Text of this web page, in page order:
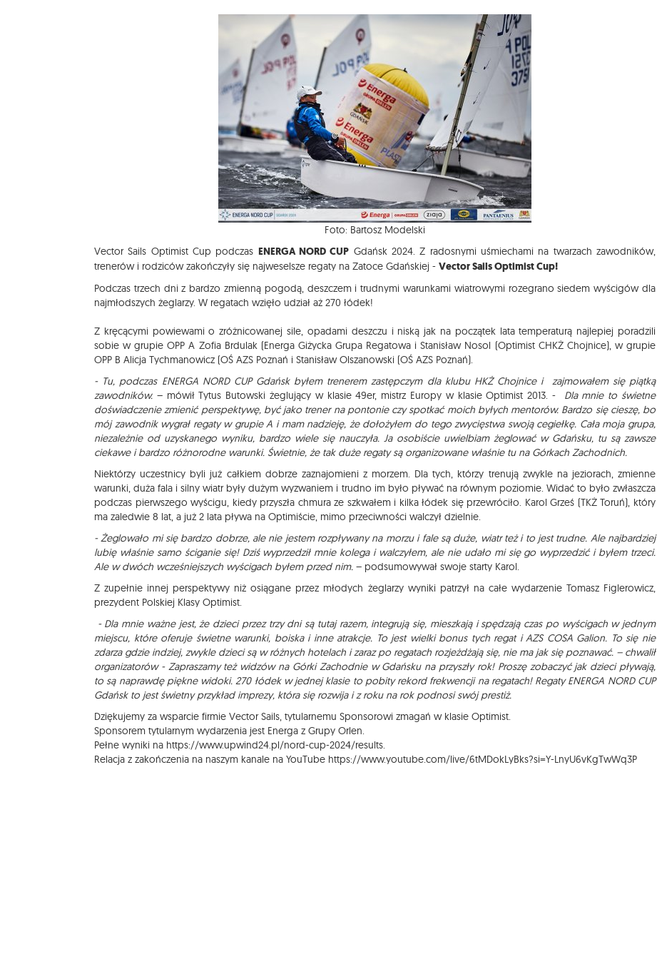
Foto: Bartosz Modelski
Vector Sails Optimist Cup podczas ENERGA NORD CUP Gdańsk 2024. Z radosnymi uśmiechami na twarzach zawodników,
trenerów i rodziców zakończyły się najweselsze regaty na Zatoce Gdańskiej - Vector Sails Optimist Cup!
Podczas trzech dni z bardzo zmienną pogodą, deszczem i trudnymi warunkami wiatrowymi rozegrano siedem wyścigów dla
najmłodszych żeglarzy. W regatach wzięło udział aż 270 łódek!
Z kręcącymi powiewami o zróżnicowanej sile, opadami deszczu i niską jak na początek lata temperaturą najlepiej poradzili
sobie w grupie OPP A Zofia Brdulak (Energa Giżycka Grupa Regatowa i Stanisław Nosol (Optimist CHKŻ Chojnice), w grupie
OPP B Alicja Tychmanowicz (OŚ AZS Poznań i Stanisław Olszanowski (OŚ AZS Poznań).
- Tu, podczas ENERGA NORD CUP Gdańsk byłem trenerem zastępczym dla klubu HKŻ Chojnice i zajmowałem się piątką
zawodników. – mówił Tytus Butowski żeglujący w klasie 49er, mistrz Europy w klasie Optimist 2013. - Dla mnie to świetne
doświadczenie zmienić perspektywę, być jako trener na pontonie czy spotkać moich byłych mentorów. Bardzo się cieszę, bo
mój zawodnik wygrał regaty w grupie A i mam nadzieję, że dołożyłem do tego zwycięstwa swoją cegiełkę. Cała moja grupa,
niezależnie od uzyskanego wyniku, bardzo wiele się nauczyła. Ja osobiście uwielbiam żeglować w Gdańsku, tu są zawsze
ciekawe i bardzo różnorodne warunki. Świetnie, że tak duże regaty są organizowane właśnie tu na Górkach Zachodnich.
Niektórzy uczestnicy byli już całkiem dobrze zaznajomieni z morzem. Dla tych, którzy trenują zwykle na jeziorach, zmienne
warunki, duża fala i silny wiatr były dużym wyzwaniem i trudno im było pływać na równym poziomie. Widać to było zwłaszcza
podczas pierwszego wyścigu, kiedy przyszła chmura ze szkwałem i kilka łódek się przewróciło. Karol Grześ (TKŻ Toruń), który
ma zaledwie 8 lat, a już 2 lata pływa na Optimiście, mimo przeciwności walczył dzielnie.
- Żeglowało mi się bardzo dobrze, ale nie jestem rozpływany na morzu i fale są duże, wiatr też i to jest trudne. Ale najbardziej
lubię właśnie samo ściganie się! Dziś wyprzedził mnie kolega i walczyłem, ale nie udało mi się go wyprzedzić i byłem trzeci.
Ale w dwóch wcześniejszych wyścigach byłem przed nim. – podsumowywał swoje starty Karol.
Z zupełnie innej perspektywy niż osiągane przez młodych żeglarzy wyniki patrzył na całe wydarzenie Tomasz Figlerowicz,
prezydent Polskiej Klasy Optimist.
- Dla mnie ważne jest, że dzieci przez trzy dni są tutaj razem, integrują się, mieszkają i spędzają czas po wyścigach w jednym
miejscu, które oferuje świetne warunki, boiska i inne atrakcje. To jest wielki bonus tych regat i AZS COSA Galion. To się nie
zdarza gdzie indziej, zwykle dzieci są w różnych hotelach i zaraz po regatach rozjeżdżają się, nie ma jak się poznawać. – chwalił
organizatorów - Zapraszamy też widzów na Górki Zachodnie w Gdańsku na przyszły rok! Proszę zobaczyć jak dzieci pływają,
to są naprawdę piękne widoki. 270 łódek w jednej klasie to pobity rekord frekwencji na regatach! Regaty ENERGA NORD CUP
Gdańsk to jest świetny przykład imprezy, która się rozwija i z roku na rok podnosi swój prestiż.
Dziękujemy za wsparcie firmie Vector Sails, tytularnemu Sponsorowi zmagań w klasie Optimist.
Sponsorem tytularnym wydarzenia jest Energa z Grupy Orlen.
Pełne wyniki na https://www.upwind24.pl/nord-cup-2024/results.
Relacja z zakończenia na naszym kanale na YouTube https://www.youtube.com/live/6tMDokLyBks?si=Y-LnyU6vKgTwWq3P